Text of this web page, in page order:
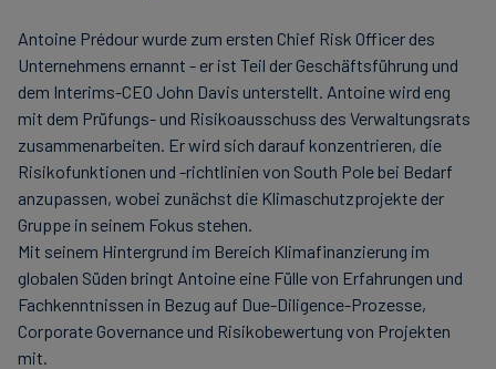
Antoine Prédour wurde zum ersten Chief Risk Officer des
Unternehmens ernannt - er ist Teil der Geschäftsführung und
dem Interims-CEO John Davis unterstellt. Antoine wird eng
mit dem Prüfungs- und Risikoausschuss des Verwaltungsrats
zusammenarbeiten. Er wird sich darauf konzentrieren, die
Risikofunktionen und -richtlinien von South Pole bei Bedarf
anzupassen, wobei zunächst die Klimaschutzprojekte der
Gruppe in seinem Fokus stehen.
Mit seinem Hintergrund im Bereich Klimafinanzierung im
globalen Süden bringt Antoine eine Fülle von Erfahrungen und
Fachkenntnissen in Bezug auf Due-Diligence-Prozesse,
Corporate Governance und Risikobewertung von Projekten
mit.